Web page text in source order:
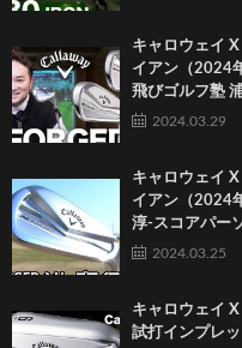
キャロウェイ X
イアン（2024
飛びゴルフ塾
2024.03.29
キャロウェイ X
イアン（2024
淳-スコアパー
2024.03.25
キャロウェイ
試打インプレ